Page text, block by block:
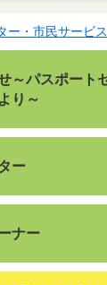
ー・市民サービ
～パスポート
り～
ー
ナー